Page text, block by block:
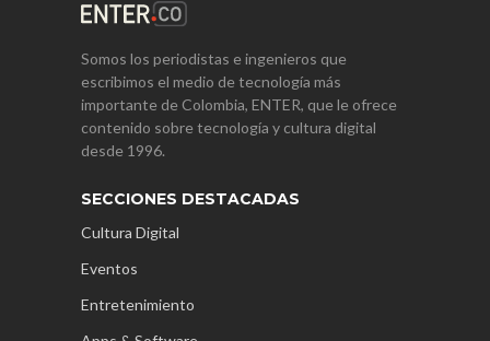
Somos los periodistas e ingenieros que
escribimos el medio de tecnología más
importante de Colombia, ENTER, que le ofrece
contenido sobre tecnología y cultura digital
desde 1996.
SECCIONES DESTACADAS
Cultura Digital
Eventos
Entretenimiento